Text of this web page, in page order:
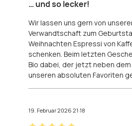
… und so lecker!
Wir lassen uns gern von
Verwandtschaft zum
Weihnachten Espressi von
schenken. Beim letzten
Bio dabei, der jetzt neben dem
unseren absoluten Favoriten
19. Februar 2026 21:18